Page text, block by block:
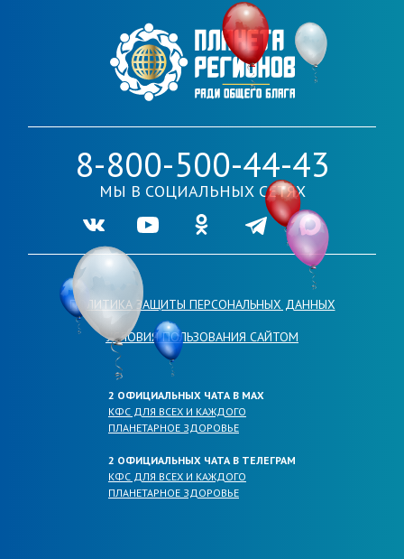
8-800-500-44-43
МЫ В СОЦИАЛЬНЫХ СЕТЯХ
Ссылка на нашу группу во VKontakte
Ссылка на наш канал в Youtube
Ссылка на нашу группу в
Ссылка на наш канал в
Ссылка на наш
ПОЛИТИКА ЗАЩИТЫ ПЕРСОНАЛЬНЫХ ДАННЫХ
УСЛОВИЯ ПОЛЬЗОВАНИЯ САЙТОМ
2 ОФИЦИАЛЬНЫХ ЧАТА В МАХ
КФС ДЛЯ ВСЕХ И КАЖДОГО
ПЛАНЕТАРНОЕ ЗДОРОВЬЕ
2 ОФИЦИАЛЬНЫХ ЧАТА В ТЕЛЕГРАМ
КФС ДЛЯ ВСЕХ И КАЖДОГО
ПЛАНЕТАРНОЕ ЗДОРОВЬЕ